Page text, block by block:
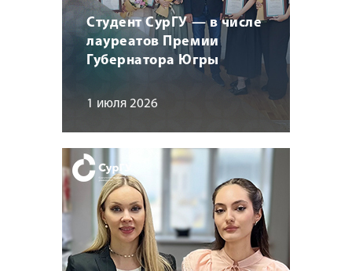
Студент СурГУ — в числе
лауреатов Премии
Губернатора Югры
1 июля 2026